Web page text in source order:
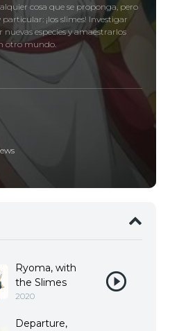
cosa que se proponga, pero
¡los slimes! Investigar
especies y amaestrarlos
otro mundo.
Ryoma, with
the Slimes
2020
Departure,